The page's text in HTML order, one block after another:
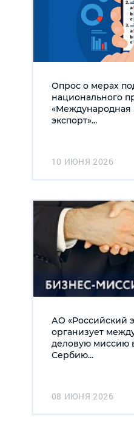
Опрос о мерах
национального
«Международная
экспорт»...
10 ИЮНЯ 2026
АО «Российский
организует
деловую миссию
Сербию...
08 ИЮНЯ 2026